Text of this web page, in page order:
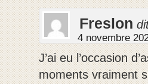
Freslon
4 novembre
J’ai eu l’occasion
moments vraiment